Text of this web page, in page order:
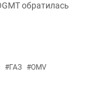
обратилась
#ГАЗ #OMV